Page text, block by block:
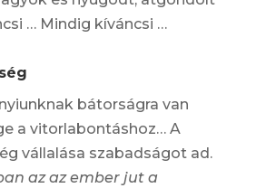
… Mindig kíváncsi …
bátorságra van
a vitorlabontáshoz… A
vállalása szabadságot ad.
az az ember jut a